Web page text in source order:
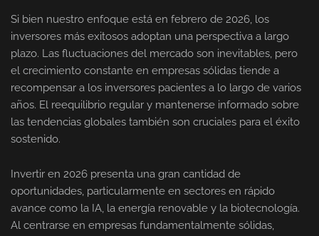
Si bien nuestro enfoque está en febrero de 2026, los
inversores más exitosos adoptan una perspectiva a largo
plazo. Las fluctuaciones del mercado son inevitables, pero
el crecimiento constante en empresas sólidas tiende a
recompensar a los inversores pacientes a lo largo de varios
años. El reequilibrio regular y mantenerse informado sobre
las tendencias globales también son cruciales para el éxito
sostenido.
Invertir en 2026 presenta una gran cantidad de
oportunidades, particularmente en sectores en rápido
avance como la IA, la energía renovable y la biotecnología.
Al centrarse en empresas fundamentalmente sólidas,